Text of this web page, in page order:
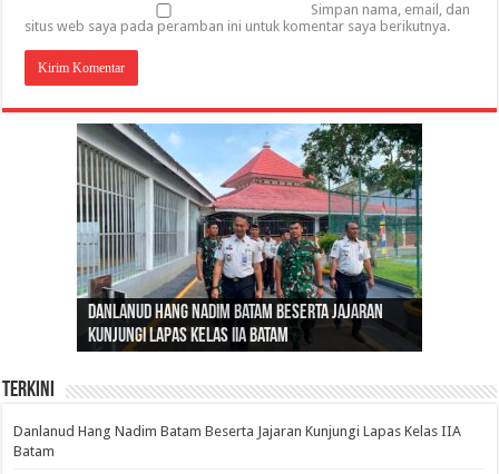
Simpan nama, email, dan
situs web saya pada peramban ini untuk komentar saya berikutnya.
Danlanud Hang Nadim Batam Beserta Jajaran
Kunjungi Lapas Kelas IIA Batam
Silaturahmi dan Reses Komite I DPD RI di Polda
Jambi Bahas Sinergitas Penanganan Narkotika
Gubernur Al Haris: Lomba Cerdas Cermat Sarana
Edukasi Pembentukan Karakter Generasi
Penerus
Gubernur Al Haris Dorong Koperasi Merah Putih
Cepat Beroperasi Agar Bisa Layani Masyarakat
Penuhi Kebutuhannya
Sosok Fenomenal yang Menggetarkan
Nusantara: Ratu Wangsa, Wanita Berkelas
dengan Pengaruh Internasional
Terkini
Danlanud Hang Nadim Batam Beserta Jajaran Kunjungi Lapas Kelas IIA
Batam